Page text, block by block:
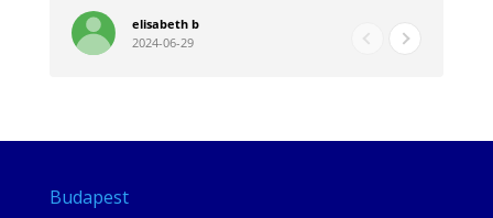
pour les restaurants . A la fin de notre séjour
nous étions plus avec une amie qu' une guide
elisabeth b
2024-06-29
Budapest